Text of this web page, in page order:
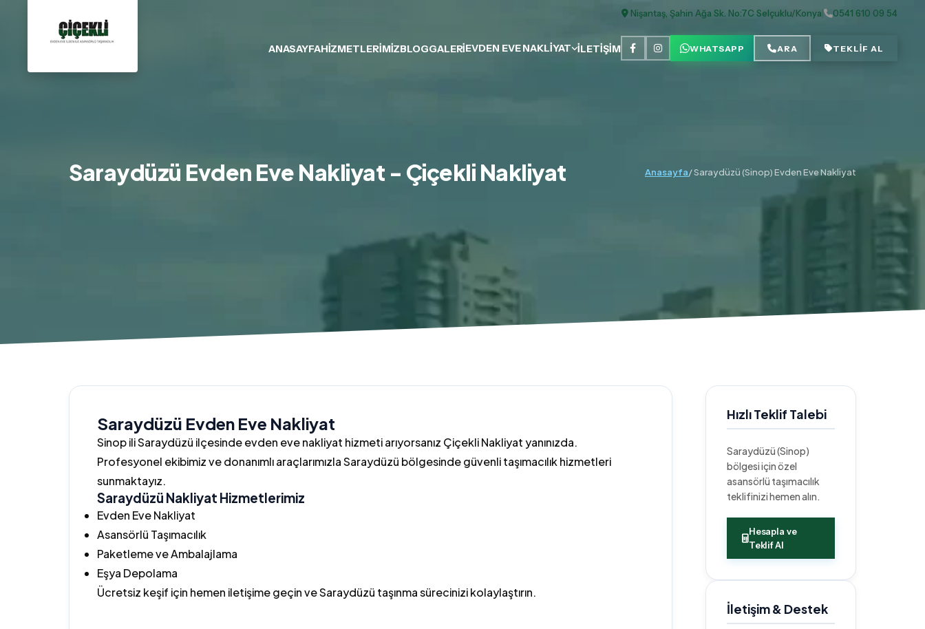
Nişantaş, Şahin Ağa Sk. No:7C Selçuklu/Konya 0541 610 09 54
ANASAYFAHIZMETLERIMIZBLOGGALERIEVDEN EVE NAKLIYAT İLETIŞIM WHATSAPP ARA TEKLİF AL
Saraydüzü Evden Eve Nakliyat - Çiçekli Nakliyat Anasayfa/ Saraydüzü (Sinop) Evden Eve Nakliyat
Saraydüzü Evden Eve Nakliyat
Sinop ili Saraydüzü ilçesinde evden eve nakliyat hizmeti arıyorsanız Çiçekli Nakliyat yanınızda.
Profesyonel ekibimiz ve donanımlı araçlarımızla Saraydüzü bölgesinde güvenli taşımacılık hizmetleri
sunmaktayız.
Saraydüzü Nakliyat Hizmetlerimiz
Evden Eve Nakliyat
Asansörlü Taşımacılık
Paketleme ve Ambalajlama
Eşya Depolama
Ücretsiz keşif için hemen iletişime geçin ve Saraydüzü taşınma sürecinizi kolaylaştırın.
Hızlı Teklif Talebi
Saraydüzü (Sinop)
bölgesi için özel
asansörlü taşımacılık
teklifinizi hemen alın.
Hesapla ve
Teklif Al
İletişim & Destek